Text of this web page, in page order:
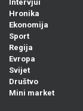
Intervjui
Hronika
Ekonomija
Sport
Regija
Evropa
Svijet
Društvo
Mini market